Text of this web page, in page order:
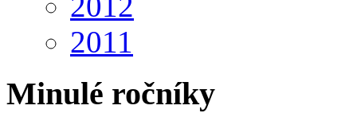
2011
Minulé ročníky